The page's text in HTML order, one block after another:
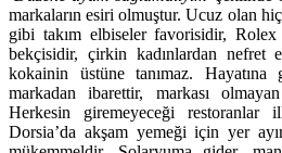
markaların esiri olmuştur. Ucuz olan
gibi takım elbiseler favorisidir,
bekçisidir, çirkin kadınlardan nefret
kokainin üstüne tanımaz.
markadan ibarettir, markası
Herkesin giremeyeceği
Dorsia’da akşam yemeği için yer